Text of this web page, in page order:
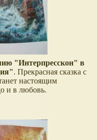
"Интерпресскон" в
. Прекрасная сказка с
настоящим
и в любовь.